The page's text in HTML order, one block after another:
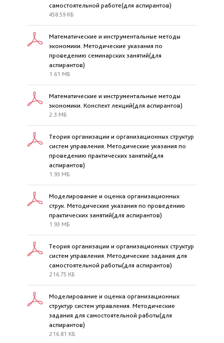
самостоятельной работе(для аспирантов)
458.59 КБ
Математические и инструментальные методы
экономики. Методические указания по
проведению семинарских занятий(для
аспирантов)
1.61 МБ
Математические и инструментальные методы
экономики. Конспект лекций(для аспирантов)
2.3 МБ
Теория организации и организационных структур
систем управления. Методические указания по
проведению практических занятий(для
аспирантов)
1.93 МБ
Моделирование и оценка организационных
струк. Методические указания по проведению
практических занятий(для аспирантов)
1.93 МБ
Теория организации и организационных структур
систем управления. Методические задания для
самостоятельной работы(для аспирантов)
216.75 КБ
Моделирование и оценка организационных
структур систем управления. Методические
задания для самостоятельной работы(для
аспирантов)
216.81 КБ